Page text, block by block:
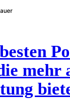
mehr